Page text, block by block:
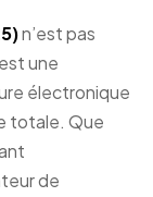
n’est pas
une
électronique
totale. Que
de